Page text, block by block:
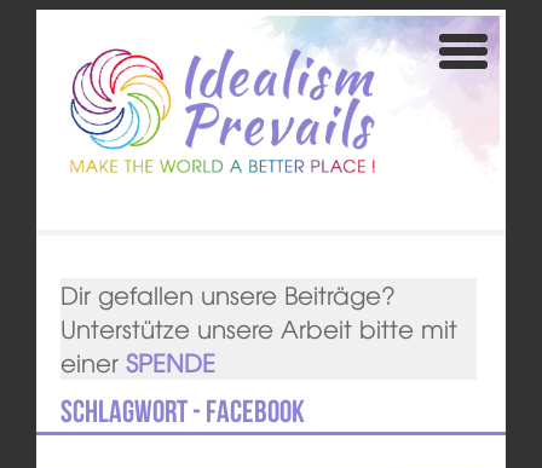
Dir gefallen unsere Beiträge?
Unterstütze unsere Arbeit bitte mit
einer SPENDE
Schlagwort - Facebook